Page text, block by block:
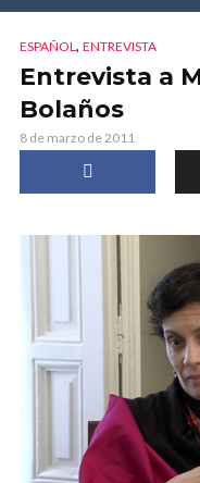
ESPAÑOL, ENTREVISTA
Entrevista a
Bolaños
8 de marzo de 2011